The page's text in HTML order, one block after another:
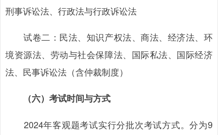
刑事诉讼法、行政法与行政诉讼法
试卷二：民法、知识产权法、商法、经济法、环
境资源法、劳动与社会保障法、国际私法、国际经济
法、民事诉讼法（含仲裁制度）
（六）考试时间与方式
2024年客观题考试实行分批次考试方式。分为9